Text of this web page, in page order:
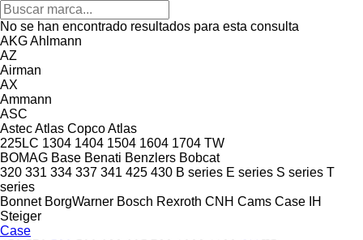
No se han encontrado resultados para esta consulta
AKGAhlmann
AZ
Airman
AX
Ammann
ASC
AstecAtlas CopcoAtlas
225LC 1304 1404 1504 1604 1704 TW
BOMAG Base Benati Benzlers Bobcat
320 331 334 337 341 425 430 B series E series S series T
series
Bonnet BorgWarner Bosch Rexroth CNH Cams Case IH
Steiger
Case